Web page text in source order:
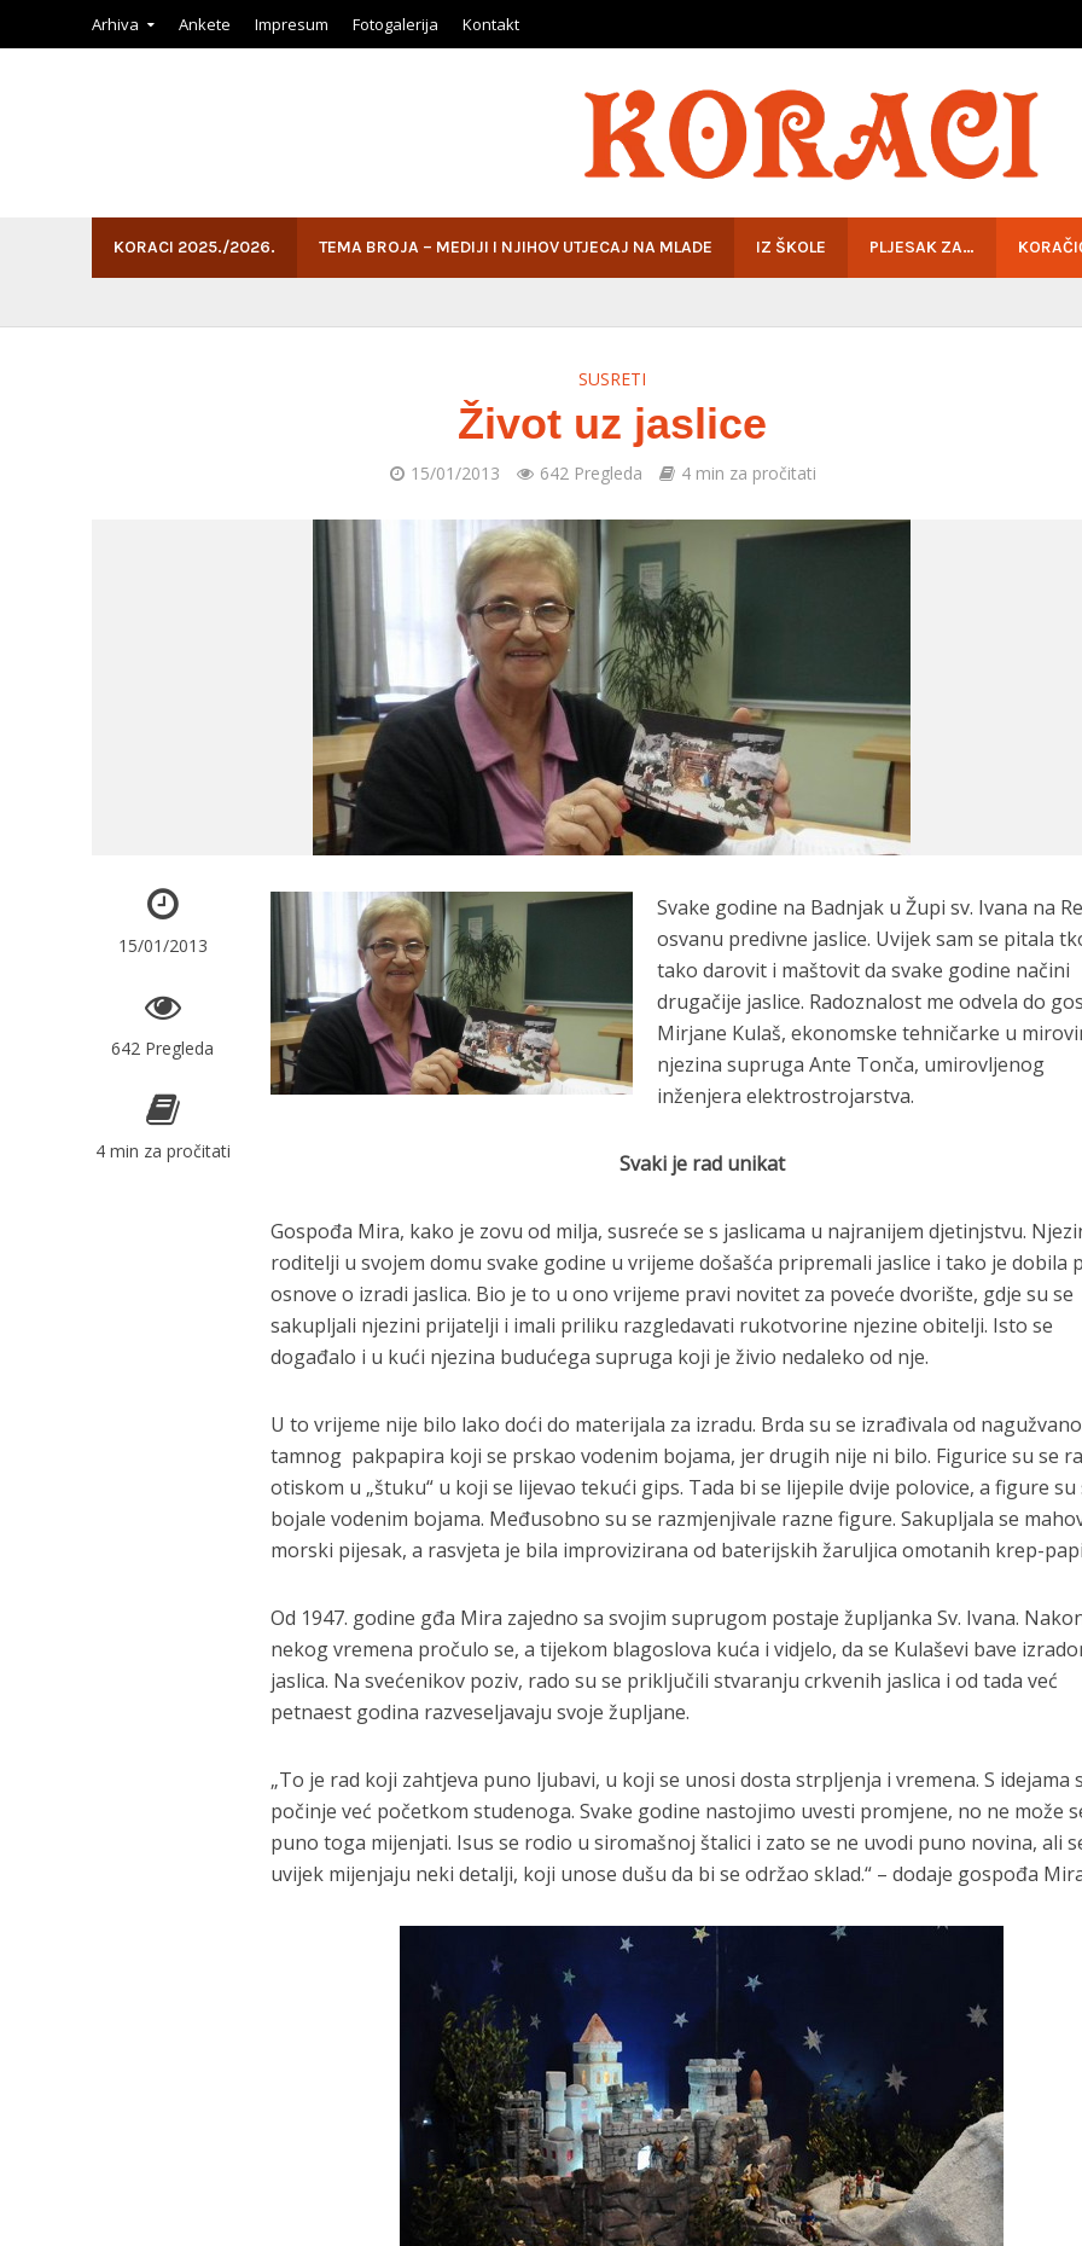
Arhiva Ankete Impresum Fotogalerija Kontakt
KORACI 2025./2026. TEMA BROJA – MEDIJI I NJIHOV UTJECAJ NA MLADE IZ ŠKOLE PLJESAK ZA…
SUSRETI
Život uz jaslice
15/01/2013 642 Pregleda 4 min za pročitati
15/01/2013
642 Pregleda
4 min za pročitati
Svake godine na Badnjak u Župi sv. Ivana na
osvanu predivne jaslice. Uvijek sam se pitala
tako darovit i maštovit da svake godine načini
drugačije jaslice. Radoznalost me odvela do
Mirjane Kulaš, ekonomske tehničarke u
njezina supruga Ante Tonča, umirovljenog
inženjera elektrostrojarstva.
Svaki je rad unikat
Gospođa Mira, kako je zovu od milja, susreće se s jaslicama u najranijem djetinjstvu.
roditelji u svojem domu svake godine u vrijeme došašća pripremali jaslice i tako je dobila
osnove o izradi jaslica. Bio je to u ono vrijeme pravi novitet za poveće dvorište, gdje su se
sakupljali njezini prijatelji i imali priliku razgledavati rukotvorine njezine obitelji. Isto se
događalo i u kući njezina budućega supruga koji je živio nedaleko od nje.
U to vrijeme nije bilo lako doći do materijala za izradu. Brda su se izrađivala od
tamnog pakpapira koji se prskao vodenim bojama, jer drugih nije ni bilo. Figurice su se
otiskom u „štuku“ u koji se lijevao tekući gips. Tada bi se lijepile dvije polovice, a figure su
bojale vodenim bojama. Međusobno su se razmjenjivale razne figure. Sakupljala se
morski pijesak, a rasvjeta je bila improvizirana od baterijskih žaruljica omotanih krep-
Od 1947. godine gđa Mira zajedno sa svojim suprugom postaje župljanka Sv. Ivana.
nekog vremena pročulo se, a tijekom blagoslova kuća i vidjelo, da se Kulaševi bave
jaslica. Na svećenikov poziv, rado su se priključili stvaranju crkvenih jaslica i od tada već
petnaest godina razveseljavaju svoje župljane.
„To je rad koji zahtjeva puno ljubavi, u koji se unosi dosta strpljenja i vremena. S idejama
počinje već početkom studenoga. Svake godine nastojimo uvesti promjene, no ne može
puno toga mijenjati. Isus se rodio u siromašnoj štalici i zato se ne uvodi puno novina, ali
uvijek mijenjaju neki detalji, koji unose dušu da bi se održao sklad.“ – dodaje gospođa